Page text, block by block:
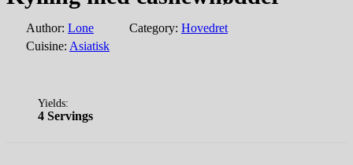
Author: Lone Category: Hovedret
Cuisine: Asiatisk
Yields:
4 Servings